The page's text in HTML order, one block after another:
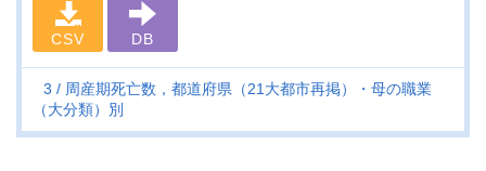
CSV DB
3
周産期死亡数，都道府県（21大都市再掲）・母の職業
（大分類）別